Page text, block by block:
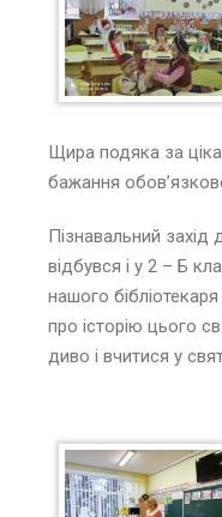
Щира подяка за
бажання
Пізнавальний
відбувся і у 2 – Б
нашого
про історію цього
диво і вчитися у